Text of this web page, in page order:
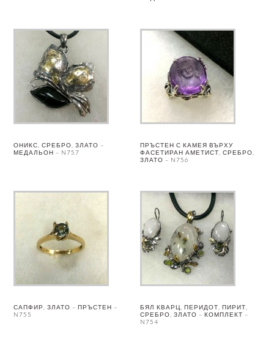
ОНИКС, СРЕБРО, ЗЛАТО –
МЕДАЛЬОН – N757
ПРЪСТЕН С КАМЕЯ ВЪРХУ
ФАСЕТИРАН АМЕТИСТ, СРЕБРО,
ЗЛАТО – N756
САПФИР, ЗЛАТО – ПРЪСТЕН –
N755
БЯЛ КВАРЦ, ПЕРИДОТ, ПИРИТ,
СРЕБРО, ЗЛАТО – КОМПЛЕКТ –
N754